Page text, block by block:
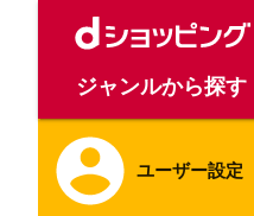
ユーザー設定
ジャンルから探す